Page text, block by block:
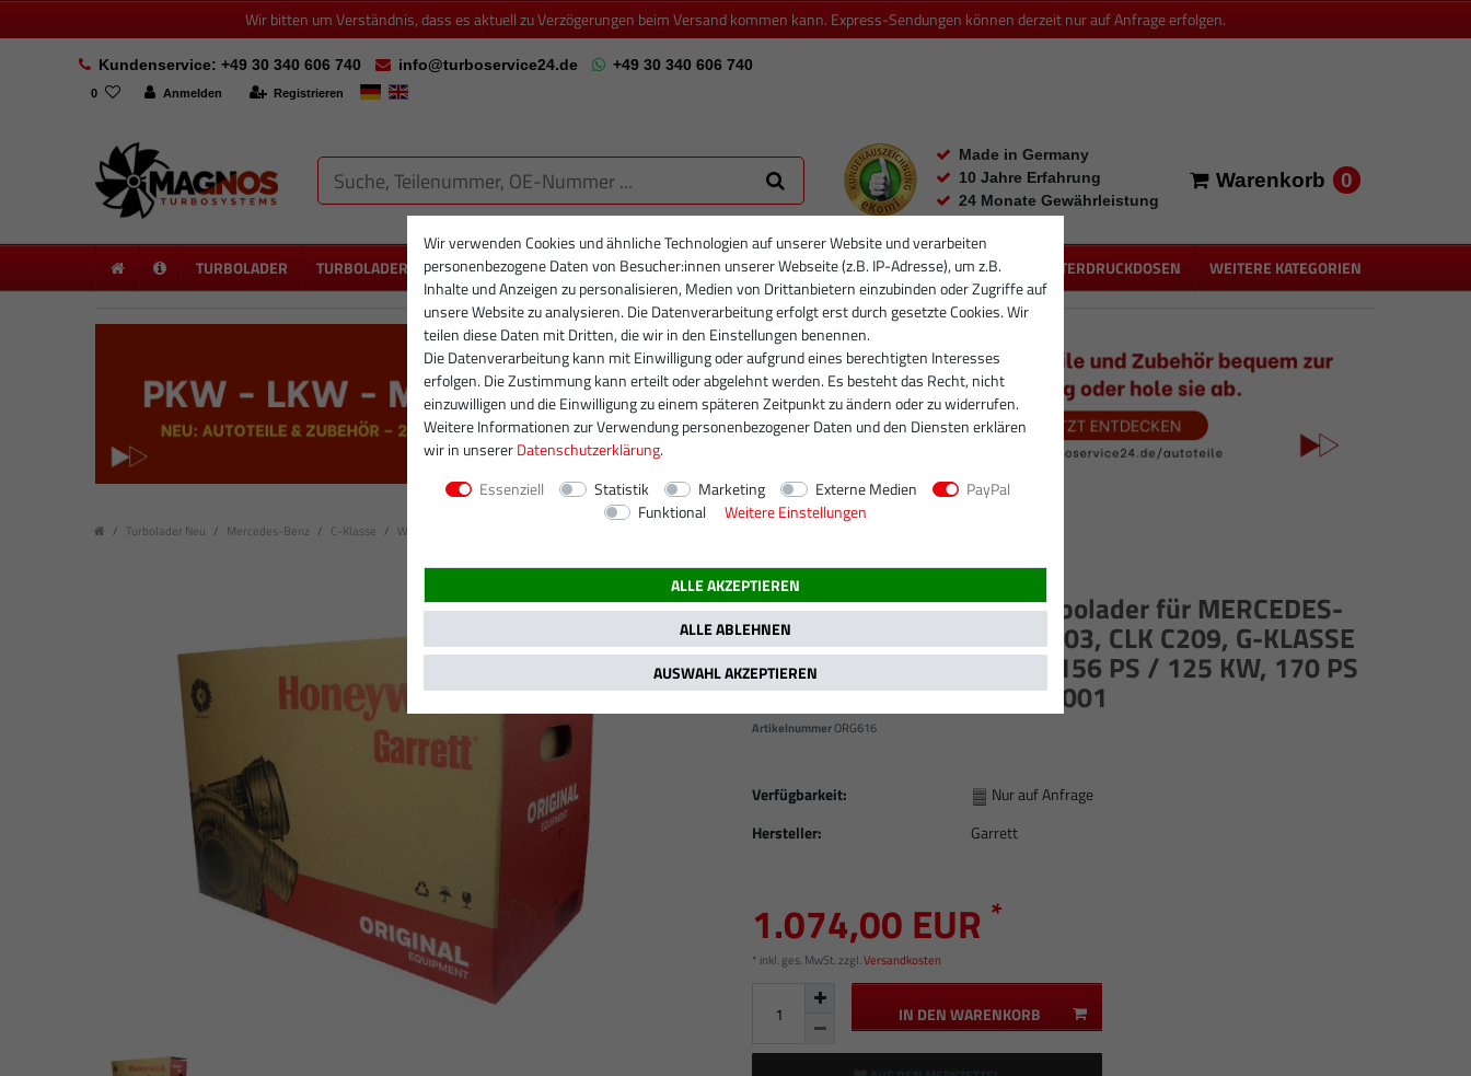
Wir bitten um Verständnis, dass es aktuell zu Verzögerungen beim Versand kommen kann. Express-Sendungen können derzeit nur auf Anfrage erfolgen.
Kundenservice: +49 30 340 606 740 info@turboservice24.de +49 30 340 606 740
0 Anmelden Registrieren
Made in Germany
10 Jahre Erfahrung
24 Monate Gewährleistung
Warenkorb 0
TURBOLADER TURBOLADER NEU PARTIKELFILTER PARTIKELFILTER NEU INJEKTOREN RUMPFGRUPPEN UNTERDRUCKDOSEN WEITERE KATEGORIEN
Turbolader Neu Mercedes-Benz C-Klasse W203, S203, CL203 (Baujahr: 05.2000 - 08.2007)
Neuer Original Garrett Turbolader für MERCEDES-
BENZ C-KLASSE W203, S203, CLK C209, G-KLASSE
W463 270 CDI / 115 KW, 156 PS / 125 KW, 170 PS
/ OM 612.962 / 711009-0001
ArtikelnummerORG616
Verfügbarkeit:
Hersteller:
Nur auf Anfrage
Garrett
1.074,00 EUR *
* inkl. ges. MwSt. zzgl.Versandkosten
IN DEN WARENKORB
Wir verwenden Cookies und ähnliche Technologien auf unserer Website und verarbeiten
personenbezogene Daten von Besucher:innen unserer Webseite (z.B. IP-Adresse), um z.B.
Inhalte und Anzeigen zu personalisieren, Medien von Drittanbietern einzubinden oder Zugriffe auf
unsere Website zu analysieren. Die Datenverarbeitung erfolgt erst durch gesetzte Cookies. Wir
teilen diese Daten mit Dritten, die wir in den Einstellungen benennen.
Die Datenverarbeitung kann mit Einwilligung oder aufgrund eines berechtigten Interesses
erfolgen. Die Zustimmung kann erteilt oder abgelehnt werden. Es besteht das Recht, nicht
einzuwilligen und die Einwilligung zu einem späteren Zeitpunkt zu ändern oder zu widerrufen.
Weitere Informationen zur Verwendung personenbezogener Daten und den Diensten erklären
wir in unsererDaten­schutz­erklärung.
Essenziell
Statistik Marketing Externe Medien
PayPal
Funktional
Weitere Einstellungen
ALLE AKZEPTIEREN
ALLE ABLEHNEN
AUSWAHL AKZEPTIEREN